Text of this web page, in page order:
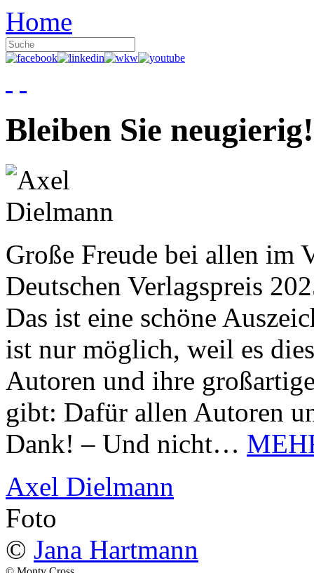
Home
Bleiben Sie neugierig!
Große Freude bei allen im
Deutschen Verlagspreis
Das ist eine schöne
ist nur möglich, weil es
Autoren und ihre
gibt: Dafür allen Autoren
Dank! – Und nicht…
Axel Dielmann
Foto
© Jana Hartmann